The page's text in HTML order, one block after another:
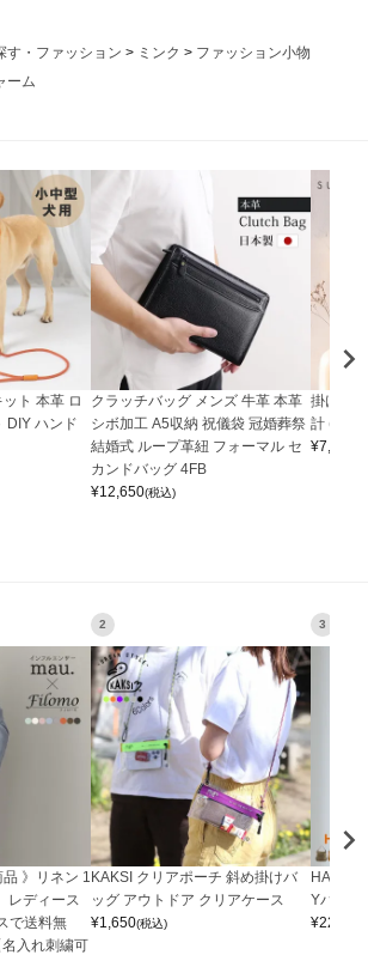
す・ファッション ミンク
ファッション小物
ーム
ト 本革 ロ
DIY ハンド
クラッチバッグ メンズ 牛革 本革
シボ加工 A5収納 祝儀袋 冠婚葬祭
結婚式 ループ革紐 フォーマル セ
カンドバッグ 4FB
¥12,650(税込)
掛け時
計
¥7,150
品 》リネン 1
ディース
で送料無
入れ刺繍可
2
KAKSI クリアポーチ 斜め掛けバ
ッグ アウトドア クリアケース
¥1,650(税込)
3
Yバッグ
¥22,000